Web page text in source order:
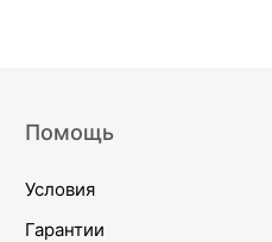
Помощь
Условия
Гарантии